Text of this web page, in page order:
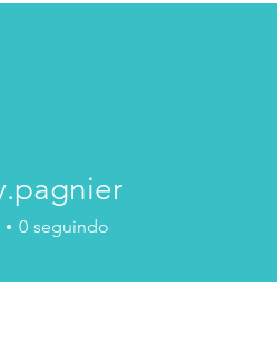
0 seguindo